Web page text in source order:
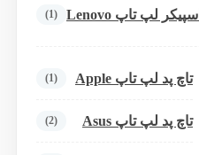
اسپیکر لپ تاپ Lenovo (1)
تاچ پد لپ تاپ Apple (1)
تاچ پد لپ تاپ Asus (2)